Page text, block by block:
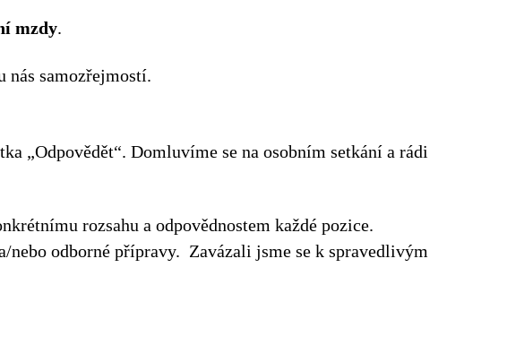
mzdy.
nás samozřejmostí.
„Odpovědět“. Domluvíme se na osobním setkání a rádi
rozsahu a odpovědnostem každé pozice.
nebo odborné přípravy. Zavázali jsme se k spravedlivým